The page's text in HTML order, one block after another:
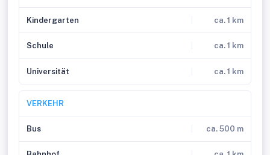
Kindergarten ca. 1 km
Schule ca. 1 km
Universität ca. 1 km
VERKEHR
Bus ca. 500 m